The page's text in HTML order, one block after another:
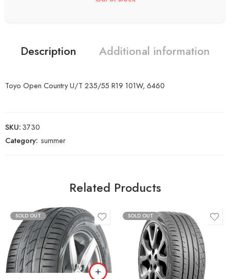
Description Additional information
Toyo Open Country U/T 235/55 R19 101W, 6460
SKU:3730
Category: summer
Related Products
SOLD OUT SOLD OUT